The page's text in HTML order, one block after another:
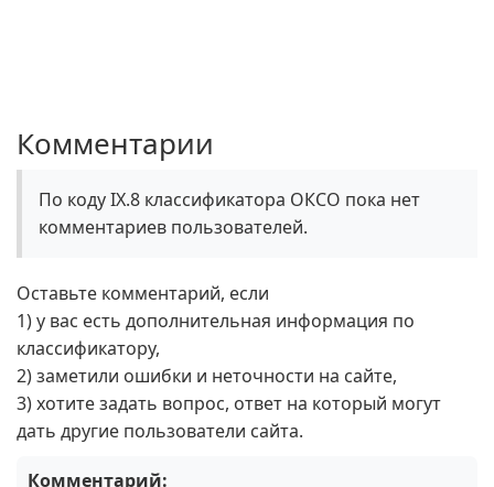
Комментарии
По коду IX.8 классификатора ОКСО пока нет
комментариев пользователей.
Оставьте комментарий, если
1) у вас есть дополнительная информация по
классификатору,
2) заметили ошибки и неточности на сайте,
3) хотите задать вопрос, ответ на который могут
дать другие пользователи сайта.
Комментарий: